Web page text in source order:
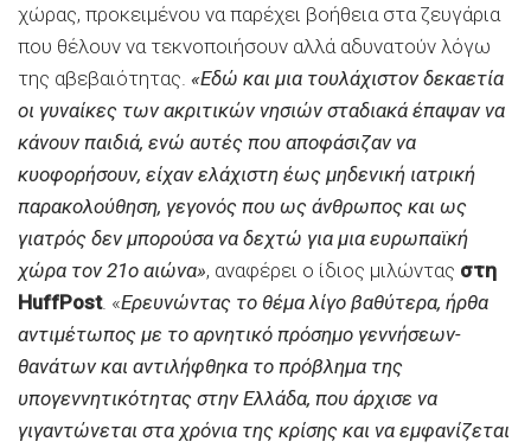
χώρας, προκειμένου να παρέχει βοήθεια στα ζευγάρια
που θέλουν να τεκνοποιήσουν αλλά αδυνατούν λόγω
της αβεβαιότητας. «Εδώ και μια τουλάχιστον δεκαετία
οι γυναίκες των ακριτικών νησιών σταδιακά έπαψαν να
κάνουν παιδιά, ενώ αυτές που αποφάσιζαν να
κυοφορήσουν, είχαν ελάχιστη έως μηδενική ιατρική
παρακολούθηση, γεγονός που ως άνθρωπος και ως
γιατρός δεν μπορούσα να δεχτώ για μια ευρωπαϊκή
χώρα τον 21ο αιώνα», αναφέρει ο ίδιος μιλώντας στη
HuffPost. «Eρευνώντας το θέμα λίγο βαθύτερα, ήρθα
αντιμέτωπος με το αρνητικό πρόσημο γεννήσεων-
θανάτων και αντιλήφθηκα το πρόβλημα της
υπογεννητικότητας στην Ελλάδα, που άρχισε να
γιγαντώνεται στα χρόνια της κρίσης και να εμφανίζεται